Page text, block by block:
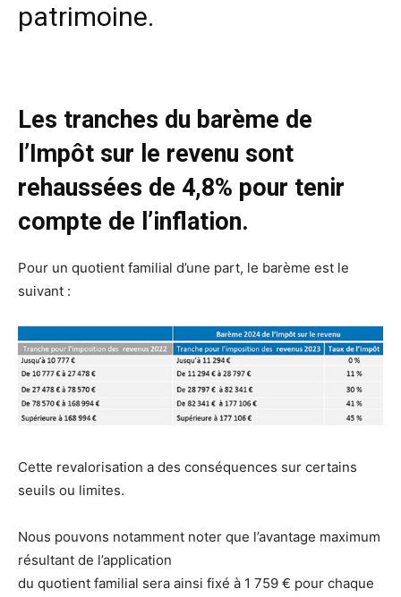
patrimoine.
Les tranches du barème de
l’Impôt sur le revenu sont
rehaussées de 4,8% pour tenir
compte de l’inflation.
Pour un quotient familial d’une part, le barème est le
suivant :
Cette revalorisation a des conséquences sur certains
seuils ou limites.
Nous pouvons notamment noter que l’avantage maximum
résultant de l’application
du quotient familial sera ainsi fixé à 1 759 € pour chaque